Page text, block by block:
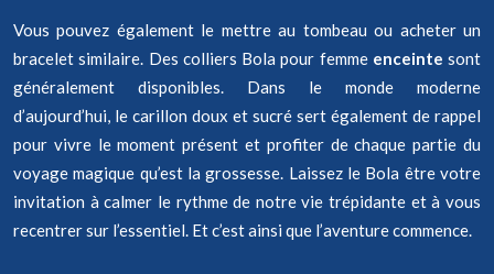
Vous pouvez également le mettre au tombeau ou acheter un
bracelet similaire. Des colliers Bola pour femme enceinte sont
généralement disponibles. Dans le monde moderne
d’aujourd’hui, le carillon doux et sucré sert également de rappel
pour vivre le moment présent et profiter de chaque partie du
voyage magique qu’est la grossesse. Laissez le Bola être votre
invitation à calmer le rythme de notre vie trépidante et à vous
recentrer sur l’essentiel. Et c’est ainsi que l’aventure commence.